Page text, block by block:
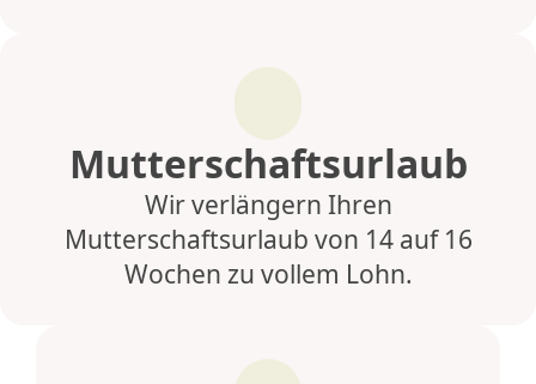
Mutterschaftsurlaub
Wir verlängern Ihren
Mutterschaftsurlaub von 14 auf 16
Wochen zu vollem Lohn.